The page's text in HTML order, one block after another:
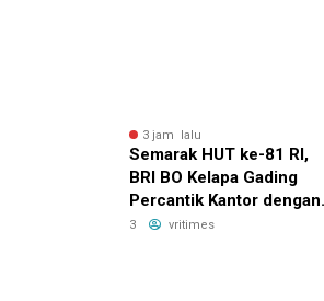
3 jam lalu
Semarak HUT ke-81 RI,
BRI BO Kelapa Gading
Percantik Kantor dengan
Nuansa Merah Putih
3 vritimes